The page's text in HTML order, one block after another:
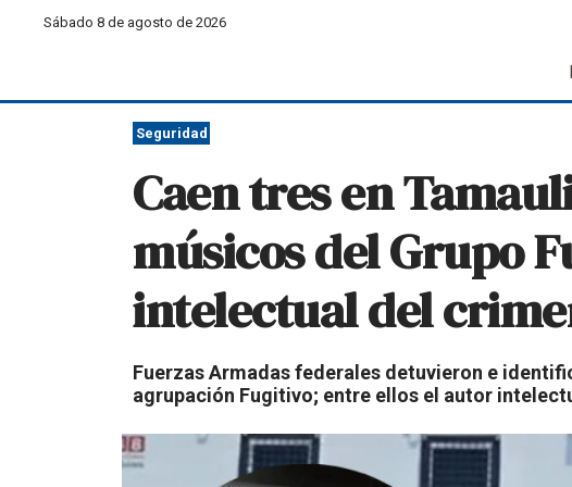
Sábado 8 de agosto de 2026
Seguridad
Caen tres en
músicos del Grupo
intelectual del
Fuerzas Armadas federales detuvieron e
agrupación Fugitivo; entre ellos el autor